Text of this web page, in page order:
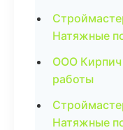
Натяжные
ООО
работы
Натяжные